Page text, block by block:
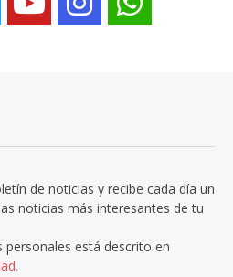
de noticias y recibe cada día un
noticias más interesantes de tu
está descrito en